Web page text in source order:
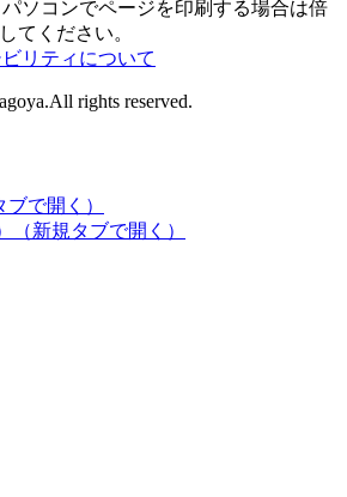
ソコンでページを印刷する場合は倍
てください。
リティについて
rights reserved.